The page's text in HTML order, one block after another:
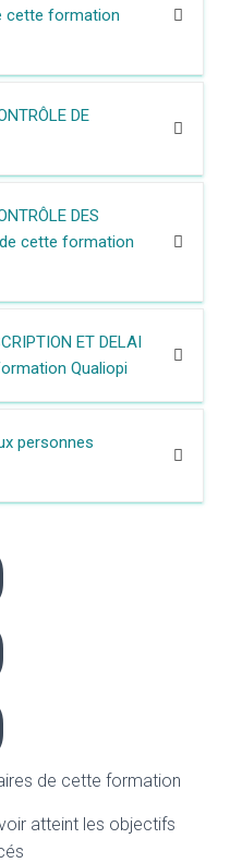
cette formation
DE
DES
de cette formation
ET DELAI
Qualiopi
personnes
de cette formation
atteint les objectifs